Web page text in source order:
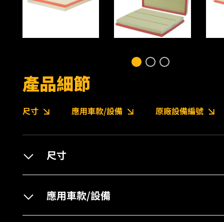
產品細節
尺寸 應用車款/設備 原廠設備編號
尺寸
應用車款/設備